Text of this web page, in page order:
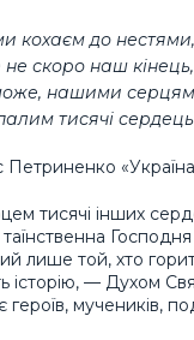
кохаєм до нестями,
не скоро наш кінець,
нашими
тисячі сердець
Петриненко
тисячі інших
лише той, хто
історію, — Духом
героїв, мучеників,